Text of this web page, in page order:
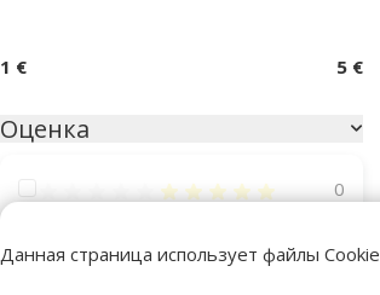
Данная страница использует файлы Cookie
1 € 5 €
Оценка
Оценка 100%
0
Оценка 60%